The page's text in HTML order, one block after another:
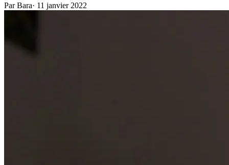
Par Bara· 11 janvier 2022